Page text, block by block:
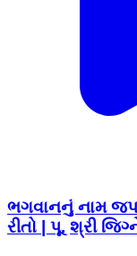
ભગવાનનું નામ જપ
રીતો | પૂ. શ્રી